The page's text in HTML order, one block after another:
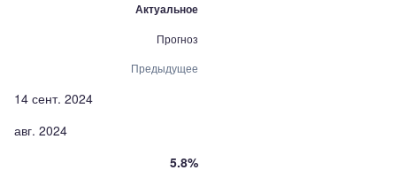
Актуальное
Прогноз
Предыдущее
14 сент. 2024
авг. 2024
5.8%